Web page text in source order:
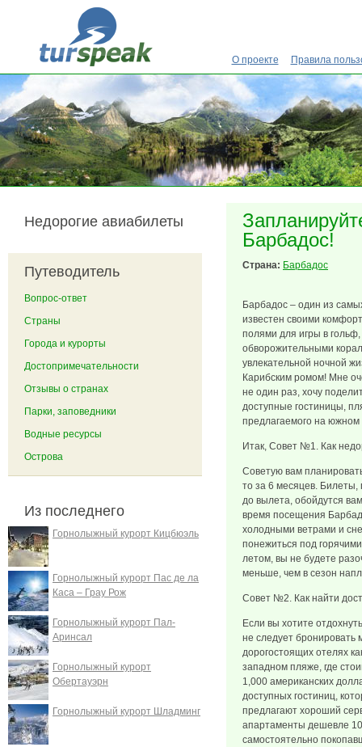
Перейти к основному содержанию
О проекте Правила
Барбадос!
Страна: Барбадос
Барбадос – один из
известен своими
полями для игры в
обворожительными
увлекательной ночной
Карибским ромом! Мне
не один раз, хочу
доступные гостиницы,
предлагаемого на
Итак, Совет №1. Как
Советую вам
то за 6 месяцев. Билеты,
до вылета, обойдутся
время посещения
холодными ветрами и
понежиться под
летом, вы не будете
меньше, чем в сезон
Совет №2. Как найти
Если вы хотите
не следует бронировать
дорогостоящих отелях
западном пляже, где
1,000 американских
доступных гостиниц,
предлагают хороший
апартаменты дешевле
самостоятельно
Недорогие авиабилеты
Путеводитель
Вопрос-ответ
Страны
Города и курорты
Достопримечательности
Отзывы о странах
Парки, заповедники
Водные ресурсы
Острова
Из последнего
Горнолыжный курорт Кицбюэль
Горнолыжный курорт Пас де ла
Каса – Грау Рож
Горнолыжный курорт Пал-
Аринсал
Горнолыжный курорт
Обертауэрн
Горнолыжный курорт Шладминг